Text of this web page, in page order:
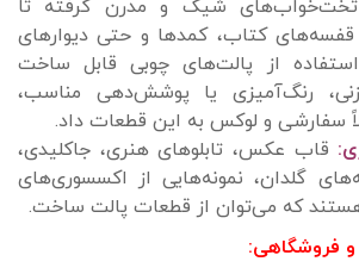
تخت‌خواب‌های شیک و مدرن گرفته تا
قفسه‌های کتاب، کمدها و حتی دیوارهای
از پالت‌های چوبی قابل ساخت
رنگ‌آمیزی یا پوشش‌دهی مناسب،
سفارشی و لوکس به این قطعات داد.
قاب عکس، تابلوهای هنری، جاکلیدی،
گلدان، نمونه‌هایی از اکسسوری‌های
که می‌توان از قطعات پالت ساخت.